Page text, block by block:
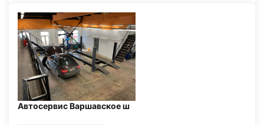
Автосервис Варшавское ш